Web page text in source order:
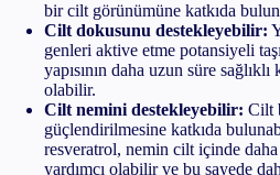
bir cilt görünümüne katkıda
Cilt dokusunu destekleyebilir:
genleri aktive etme potansiyeli
yapısının daha uzun süre sağlıklı
olabilir.
Cilt nemini destekleyebilir: Cilt
güçlendirilmesine katkıda
resveratrol, nemin cilt içinde daha
yardımcı olabilir ve bu sayede